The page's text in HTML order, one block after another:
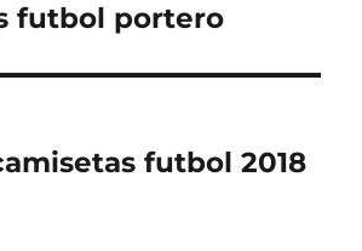
futbol portero
futbol 2018